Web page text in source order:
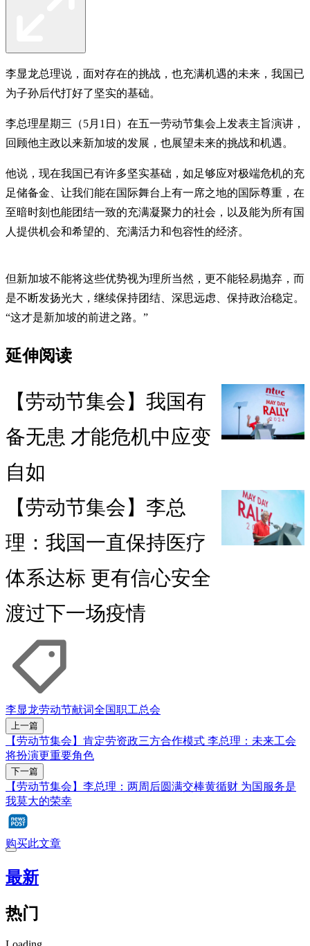
李显龙总理说，面对存在的挑战，也充满机遇的未来，我国已
为子孙后代打好了坚实的基础。
李总理星期三（5月1日）在五一劳动节集会上发表主旨演讲，
回顾他主政以来新加坡的发展，也展望未来的挑战和机遇。
他说，现在我国已有许多坚实基础，如足够应对极端危机的充
足储备金、让我们能在国际舞台上有一席之地的国际尊重，在
至暗时刻也能团结一致的充满凝聚力的社会，以及能为所有国
人提供机会和希望的、充满活力和包容性的经济。
但新加坡不能将这些优势视为理所当然，更不能轻易抛弃，而
是不断发扬光大，继续保持团结、深思远虑、保持政治稳定。
“这才是新加坡的前进之路。”
延伸阅读
【劳动节集会】我国有
备无患 才能危机中应变
自如
【劳动节集会】李总
理：我国一直保持医疗
体系达标 更有信心安全
渡过下一场疫情
李显龙劳动节献词全国职工总会
上一篇
【劳动节集会】肯定劳资政三方合作模式 李总理：未来工会
将扮演更重要角色
下一篇
【劳动节集会】李总理：两周后圆满交棒黄循财 为国服务是
我莫大的荣幸
购买此文章
最新
热门